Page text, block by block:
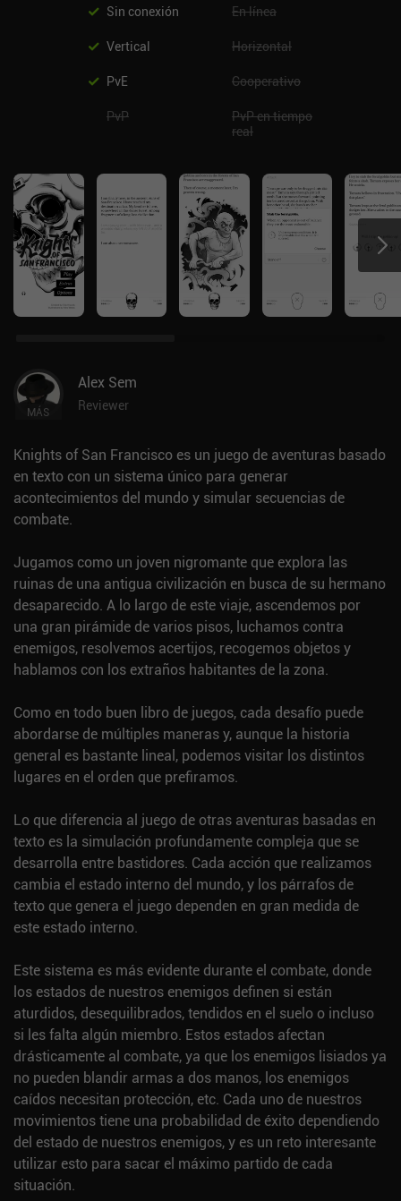
Sin conexión En línea
Vertical Horizontal
PvE Cooperativo
PvP
PvP en tiempo
real
MÁS
Alex Sem
Reviewer
Knights of San Francisco es un juego de aventuras basado
en texto con un sistema único para generar
acontecimientos del mundo y simular secuencias de
combate.
Jugamos como un joven nigromante que explora las
ruinas de una antigua civilización en busca de su hermano
desaparecido. A lo largo de este viaje, ascendemos por
una gran pirámide de varios pisos, luchamos contra
enemigos, resolvemos acertijos, recogemos objetos y
hablamos con los extraños habitantes de la zona.
Como en todo buen libro de juegos, cada desafío puede
abordarse de múltiples maneras y, aunque la historia
general es bastante lineal, podemos visitar los distintos
lugares en el orden que prefiramos.
Lo que diferencia al juego de otras aventuras basadas en
texto es la simulación profundamente compleja que se
desarrolla entre bastidores. Cada acción que realizamos
cambia el estado interno del mundo, y los párrafos de
texto que genera el juego dependen en gran medida de
este estado interno.
Este sistema es más evidente durante el combate, donde
los estados de nuestros enemigos definen si están
aturdidos, desequilibrados, tendidos en el suelo o incluso
si les falta algún miembro. Estos estados afectan
drásticamente al combate, ya que los enemigos lisiados ya
no pueden blandir armas a dos manos, los enemigos
caídos necesitan protección, etc. Cada uno de nuestros
movimientos tiene una probabilidad de éxito dependiendo
del estado de nuestros enemigos, y es un reto interesante
utilizar esto para sacar el máximo partido de cada
situación.